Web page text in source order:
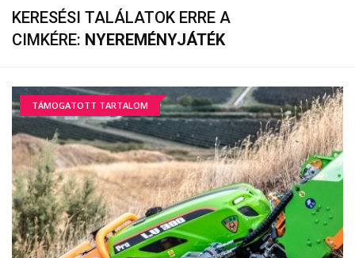
KERESÉSI TALÁLATOK ERRE A
CIMKÉRE: NYEREMÉNYJÁTÉK
TÁMOGATOTT TARTALOM